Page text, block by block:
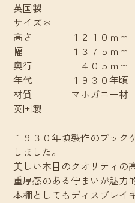
英国製
サイズ＊
高さ １２１０ｍｍ
幅 １３７５ｍｍ
奥行 ４０５ｍｍ
年代 １９３０年頃
材質 マホガニー材
英国製
１９３０年頃製作のブッ
しました。
美しい木目のクオリティの
重厚感のある佇まいが魅力
本棚としてもディスプレイ